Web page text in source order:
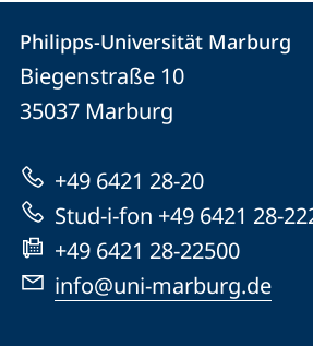
Kontakt
und
Informationen
zur
Website
Kontaktinformationen
Philipps-
Universität
Marburg
Philipps-Universität Marburg
Biegenstraße 10
35037 Marburg
+49 6421 28-20
Stud-i-fon +49 6421 28-
+49 6421 28-22500
info@uni-marburg.de